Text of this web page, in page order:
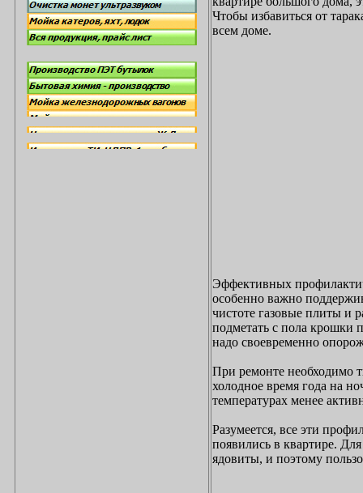
Чтобы избавиться от
всем доме.
Эффективных
особенно важно
чистоте газовые плиты и
подметать с пола крошки
надо своевременно
При ремонте необходимо
холодное время года на
температурах менее
Разумеется, все эти
появились в квартире.
ядовиты, и поэтому